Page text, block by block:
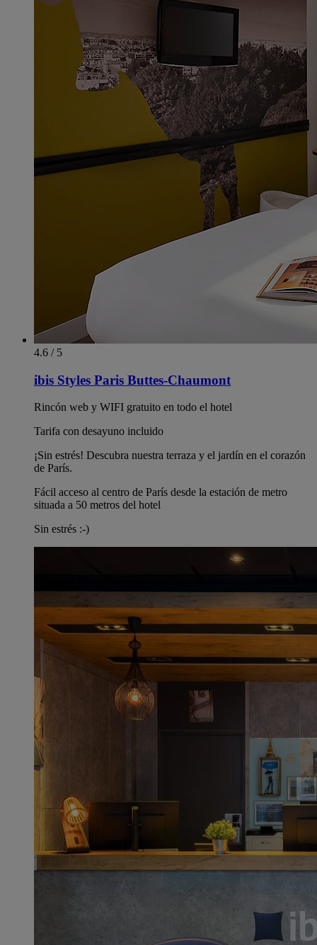
4.6 / 5
ibis Styles Paris Buttes-Chaumont
Rincón web y WIFI gratuito en todo el hotel
Tarifa con desayuno incluido
¡Sin estrés! Descubra nuestra terraza y el jardín en el corazón
de París.
Fácil acceso al centro de París desde la estación de metro
situada a 50 metros del hotel
Sin estrés :-)